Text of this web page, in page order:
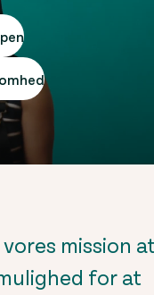
vores mission
for at